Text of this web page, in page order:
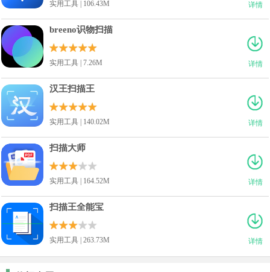
详情
实用工具 | 106.43M
详情
breeno识物扫描
实用工具 | 7.26M
详情
汉王扫描王
实用工具 | 140.02M
详情
扫描大师
实用工具 | 164.52M
详情
扫描王全能宝
实用工具 | 263.73M